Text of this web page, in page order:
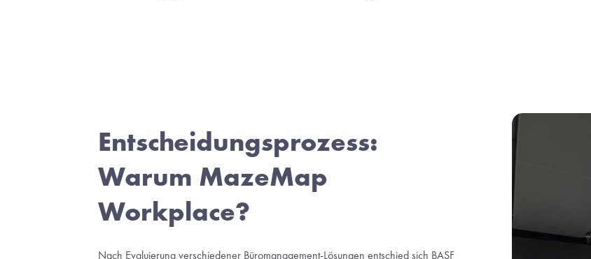
Entscheidungsprozess:
Warum MazeMap
Workplace?
Nach Evaluierung verschiedener Büromanagement-Lösungen entschied sich BASF